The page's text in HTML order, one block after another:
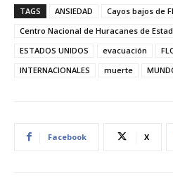
TAGS ANSIEDAD
Cayos bajos de
Centro Nacional de Huracanes de
ESTADOS UNIDOS
evacuación
INTERNACIONALES
muerte
Facebook X